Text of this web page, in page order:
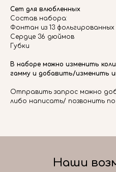
Сет для влюбленных
Состав набора:
Фонтан из 13
Сердце 36 дюймов
Губки
В наборе можно изменить
гамму и добавить/изменить
Отправить запрос можно
либо написать/ позвонить по
Наши